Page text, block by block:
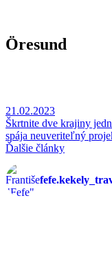
Öresund
21.02.2023
Škrtnite dve krajiny
spája neuveriteľný
Ďalšie články